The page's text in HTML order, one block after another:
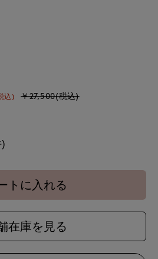
込) ￥27,500(税込)
トに入れる
在庫を見る